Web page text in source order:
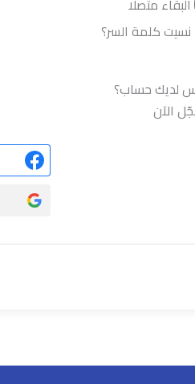
نسيت كلمة السر؟
لديك حساب؟
الآن